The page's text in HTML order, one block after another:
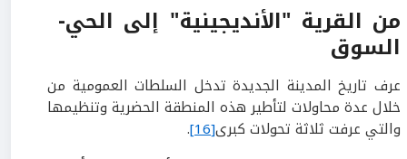
من القرية "الأنديجينية" إلى الحي-
السوق
عرف تاريخ المدينة الجديدة تدخل السلطات العمومية من
خلال عدة محاولات لتأطير هذه المنطقة الحضرية وتنظيمها
والتي عرفت ثلاثة تحولات كبرى[16]
.